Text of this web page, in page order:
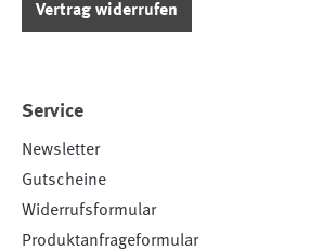
Vertrag widerrufen
Service
Newsletter
Gutscheine
Widerrufsformular
Produktanfrageformular